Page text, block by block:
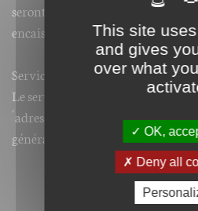
seront transmis après réception
encaissement de votre chèque
Service après vente :
Le service après vente est assuré
´adresse suivante :
xxx@xx.com
généralement de moins de 24H.
This site
and gives
over what
OK,
Deny all